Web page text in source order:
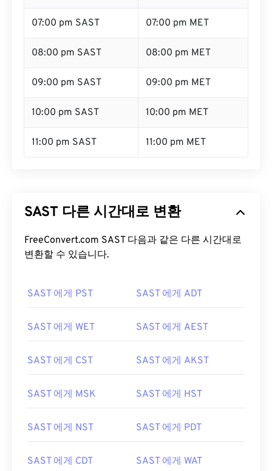
07:00 pm SAST 07:00 pm MET
08:00 pm SAST 08:00 pm MET
09:00 pm SAST 09:00 pm MET
10:00 pm SAST 10:00 pm MET
11:00 pm SAST 11:00 pm MET
SAST 다른 시간대로 변환
FreeConvert.com SAST 다음과 같은 다른 시간대로
변환할 수 있습니다.
SAST 에게 PST SAST 에게 ADT
SAST 에게 WET SAST 에게 AEST
SAST 에게 CST SAST 에게 AKST
SAST 에게 MSK SAST 에게 HST
SAST 에게 NST SAST 에게 PDT
SAST 에게 CDT SAST 에게 WAT